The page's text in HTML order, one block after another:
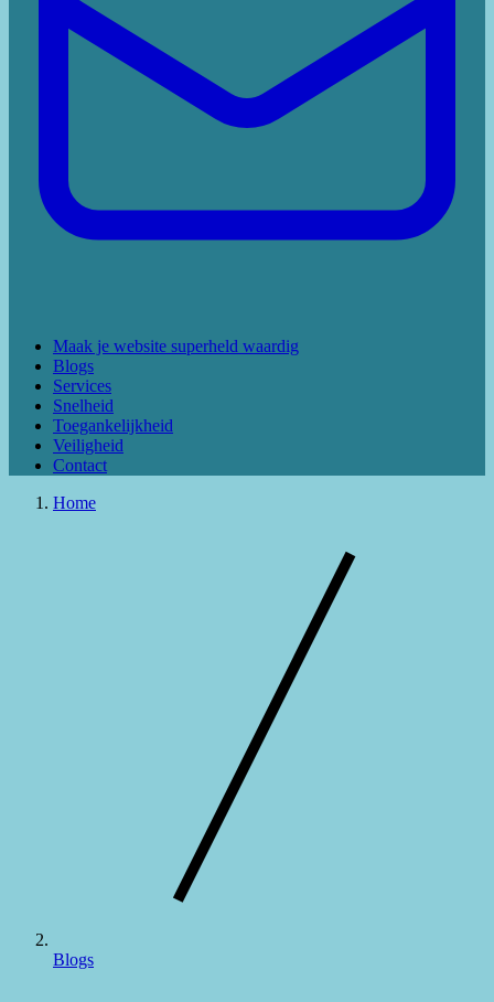
Maak je website superheld waardig
Blogs
Services
Snelheid
Toegankelijkheid
Veiligheid
Contact
Home
Blogs